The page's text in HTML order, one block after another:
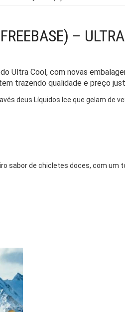
–
Ultra Cool, com novas
trazendo qualidade e preço
deus Líquidos Ice que gelam de
sabor de chicletes doces, com